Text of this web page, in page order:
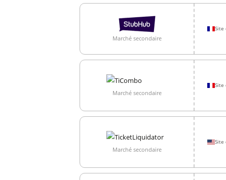
Marché secondaire
Site
Marché secondaire
Site
Marché secondaire
Site